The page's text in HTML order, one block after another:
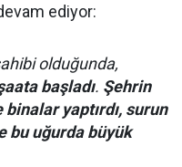
ediyor:
olduğunda,
başladı. Şehrin
yaptırdı, surun
bu uğurda büyük